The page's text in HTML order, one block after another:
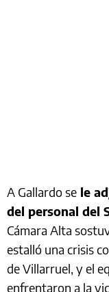
A Gallardo se le
del personal del
Cámara Alta
estalló una crisis
de Villarruel, y el
enfrentaron a la